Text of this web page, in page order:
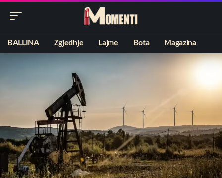
BALLINA Zgjedhje Lajme Bota Magazina